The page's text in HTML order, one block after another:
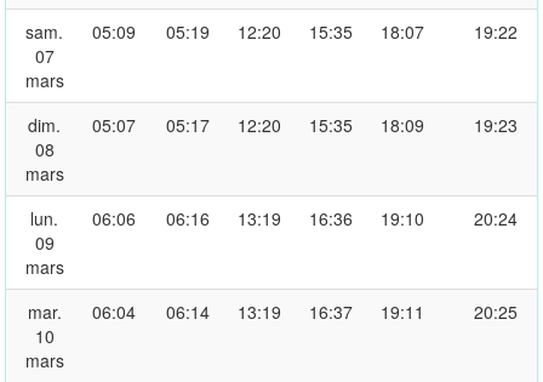
sam.
07
mars
05:09 05:19 12:20 15:35 18:07 19:22
dim.
08
mars
05:07 05:17 12:20 15:35 18:09 19:23
lun.
09
mars
06:06 06:16 13:19 16:36 19:10 20:24
mar.
10
mars
06:04 06:14 13:19 16:37 19:11 20:25